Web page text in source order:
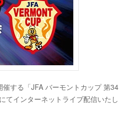
する「JFA バーモントカップ 第34
てインターネットライブ配信いたし